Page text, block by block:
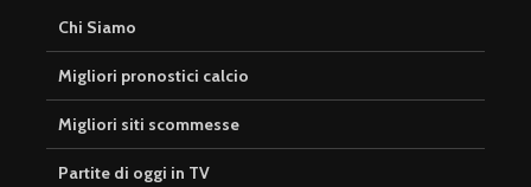
Chi Siamo
Migliori pronostici calcio
Migliori siti scommesse
Partite di oggi in TV